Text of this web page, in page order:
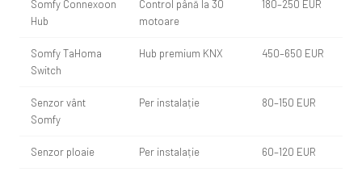
Somfy Connexoon
Hub
Control până la 30
motoare
180–250 EUR
Somfy TaHoma
Switch
Hub premium KNX 450–650 EUR
Senzor vânt
Somfy
Per instalație 80–150 EUR
Senzor ploaie Per instalație 60–120 EUR